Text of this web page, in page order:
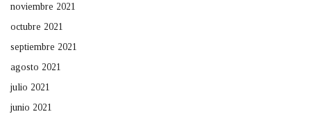
noviembre 2021
octubre 2021
septiembre 2021
agosto 2021
julio 2021
junio 2021